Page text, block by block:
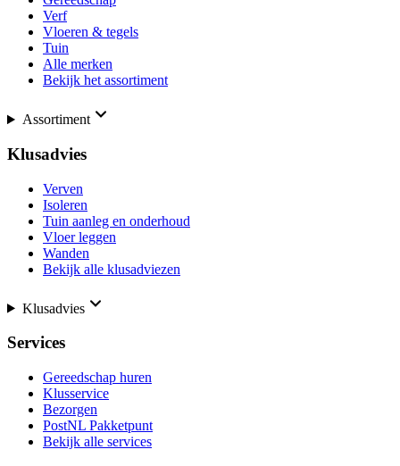
Verf
Vloeren & tegels
Tuin
Alle merken
Bekijk het assortiment
Assortiment
Klusadvies
Verven
Isoleren
Tuin aanleg en onderhoud
Vloer leggen
Wanden
Bekijk alle klusadviezen
Klusadvies
Services
Gereedschap huren
Klusservice
Bezorgen
PostNL Pakketpunt
Bekijk alle services